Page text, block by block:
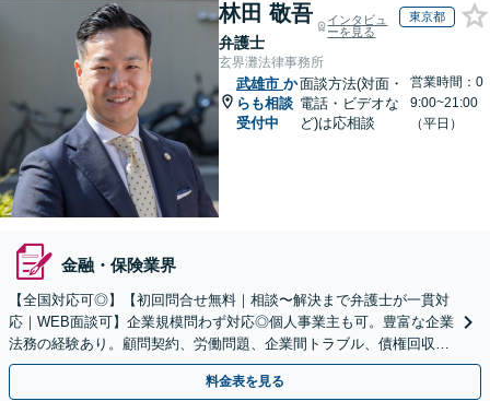
林田 敬吾
弁護士
インタビュ
ーを見る
東京都
玄界灘法律事務所
武雄市 か
らも相談
受付中
面談方法(対面・
電話・ビデオな
ど)は応相談
営業時間：0
9:00~21:00
（平日）
金融・保険業界
【全国対応可◎】【初回問合せ無料｜相談〜解決まで弁護士が一貫対
応｜WEB面談可】企業規模問わず対応◎個人事業主も可。豊富な企業
法務の経験あり。顧問契約、労働問題、企業間トラブル、債権回収、
契約書のリーガルチェック等、サポートします。
料金表を見る